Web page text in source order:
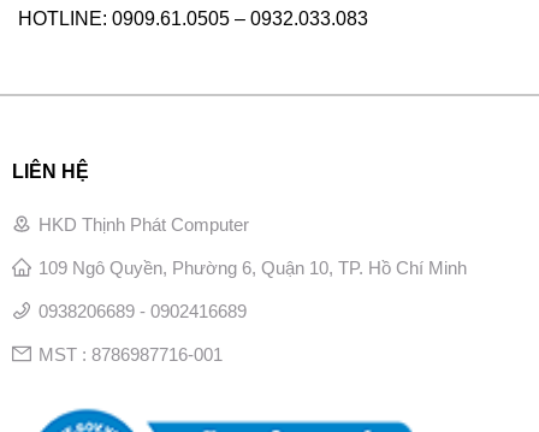
HOTLINE: 0909.61.0505 – 0932.033.083
LIÊN HỆ
HKD Thịnh Phát Computer
109 Ngô Quyền, Phường 6, Quận 10, TP. Hồ Chí Minh
0938206689 - 0902416689
MST : 8786987716-001